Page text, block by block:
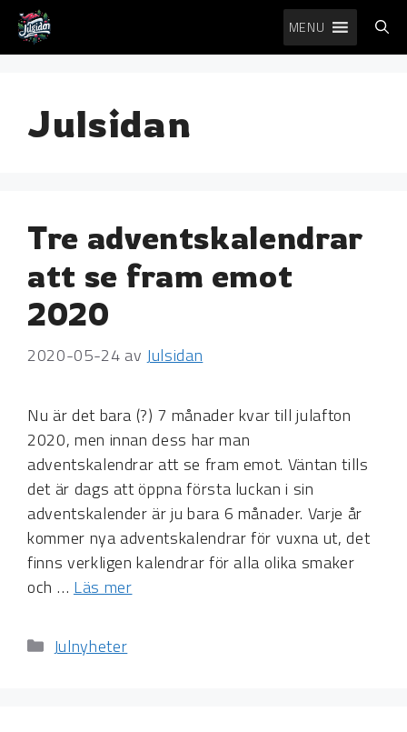
Hoppa
innehåll
MENU
Julsidan
Tre adventskalendrar
att se fram emot
2020
2020-05-24 av Julsidan
Nu är det bara (?) 7 månader kvar till julafton
2020, men innan dess har man
adventskalendrar att se fram emot. Väntan tills
det är dags att öppna första luckan i sin
adventskalender är ju bara 6 månader. Varje år
kommer nya adventskalendrar för vuxna ut, det
finns verkligen kalendrar för alla olika smaker
och … Läs mer
Kategorier
Julnyheter